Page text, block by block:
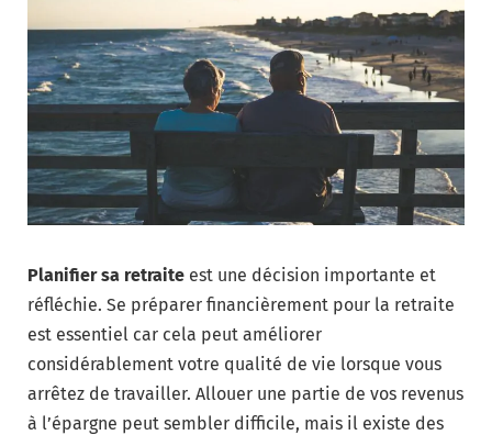
Planifier sa retraite est une décision importante et
réfléchie. Se préparer financièrement pour la retraite
est essentiel car cela peut améliorer
considérablement votre qualité de vie lorsque vous
arrêtez de travailler. Allouer une partie de vos revenus
à l’épargne peut sembler difficile, mais il existe des